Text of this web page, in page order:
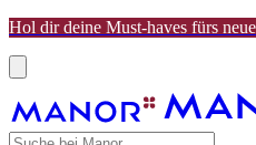
Hol dir deine Must-haves fürs